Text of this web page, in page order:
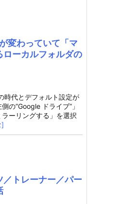
変わっていて「マ
ローカルフォルダの
時代とデフォルト設定が
の”Google ドライブ”」
ーリングする」を選択
]
／トレーナー／パー